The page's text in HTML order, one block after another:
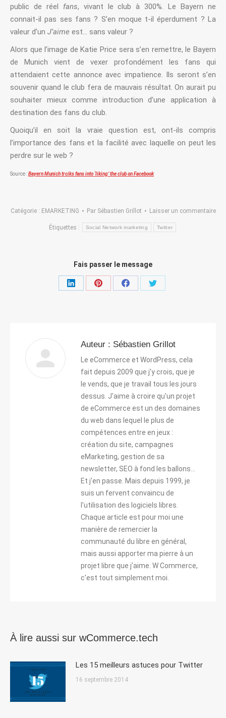
public de réel fans, vivant le club à 300%. Le Bayern ne
connait-il pas ses fans ? S’en moque t-il éperdument ? La
valeur d’un J’aime est… sans valeur ?
Alors que l’image de Katie Price sera s’en remettre, le Bayern
de Munich vient de vexer profondément les fans qui
attendaient cette annonce avec impatience. Ils seront s’en
souvenir quand le club fera de mauvais résultat. On aurait pu
souhaiter mieux comme introduction d’une application à
destination des fans du club.
Quoiqu’il en soit la vraie question est, ont-ils compris
l’importance des fans et la facilité avec laquelle on peut les
perdre sur le web ?
Source :Bayern Munich trciks fans into ‘liking’ the club on Facebook
Catégorie : EMARKETING Par Sébastien Grillot Laisser un commentaire
Étiquettes : Social Network marketing Twitter
Fais passer le message
PartagerPartagerPartagerPartager
Auteur : Sébastien Grillot
Le eCommerce et WordPress, cela
fait depuis 2009 que j'y crois, que je
le vends, que je travail tous les jours
dessus. J'aime à croire qu'un projet
de eCommerce est un des domaines
du web dans lequel le plus de
compétences entre en jeux :
création du site, campagnes
eMarketing, gestion de sa
newsletter, SEO à fond les ballons...
Et j'en passe. Mais depuis 1999, je
suis un fervent convaincu de
l'utilisation des logiciels libres.
Chaque article est pour moi une
manière de remercier la
communauté du libre en général,
mais aussi apporter ma pierre à un
projet libre que j'aime. W Commerce,
c'est tout simplement moi.
À lire aussi sur wCommerce.tech
Les 15 meilleurs astuces pour Twitter
16 septembre 2014